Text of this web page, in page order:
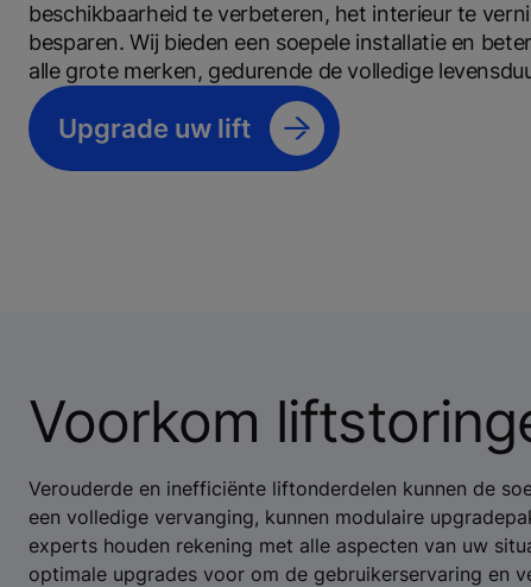
beschikbaarheid te verbeteren, het interieur te
besparen. Wij bieden een soepele installatie en
alle grote merken, gedurende de volledige
Upgrade uw lift
Voorkom
Verouderde en inefficiënte liftonderdelen kunnen de
een volledige vervanging, kunnen modulaire
experts houden rekening met alle aspecten van uw
optimale upgrades voor om de gebruikerservaring en